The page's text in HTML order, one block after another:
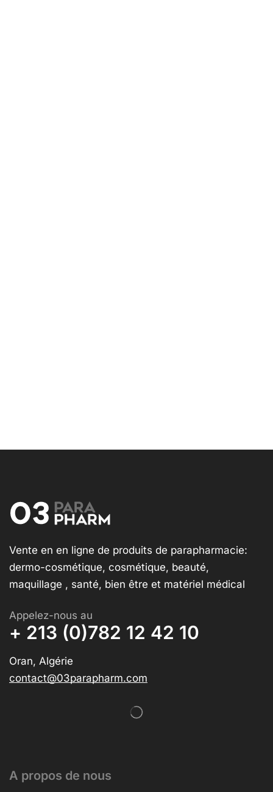
Vente en en ligne de produits de parapharmacie:
dermo-cosmétique, cosmétique, beauté,
maquillage , santé, bien être et matériel médical
Appelez-nous au
+ 213 (0)782 12 42 10
Oran, Algérie
contact@03parapharm.com
A propos de nous